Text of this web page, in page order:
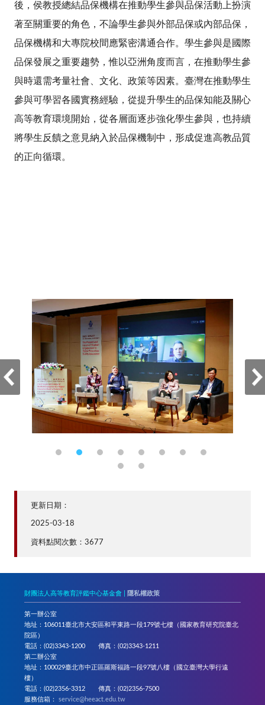
後，侯教授總結品保機構在推動學生參與品保活動上扮演
著至關重要的角色，不論學生參與外部品保或內部品保，
品保機構和大專院校間應緊密溝通合作。學生參與是國際
品保發展之重要趨勢，惟以亞洲角度而言，在推動學生參
與時還需考量社會、文化、政策等因素。臺灣在推動學生
參與可學習各國實務經驗，從提升學生的品保知能及關心
高等教育環境開始，從各層面逐步強化學生參與，也持續
將學生反饋之意見納入於品保機制中，形成促進高教品質
的正向循環。
更新日期：
2025-03-18
資料點閱次數：3677
財團法人高等教育評鑑中心基金會 | 隱私權政策
第一辦公室
地址：106011臺北市大安區和平東路一段179號七樓（國家教育研究院臺北
院區）
電話：(02)3343-1200 傳真：(02)3343-1211
第二辦公室
地址：100029臺北市中正區羅斯福路一段97號八樓（國立臺灣大學行遠
樓）
電話：(02)2356-3312 傳真：(02)2356-7500
服務信箱：service@heeact.edu.tw